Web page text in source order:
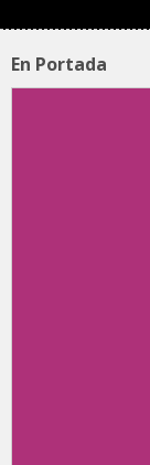
En Portada